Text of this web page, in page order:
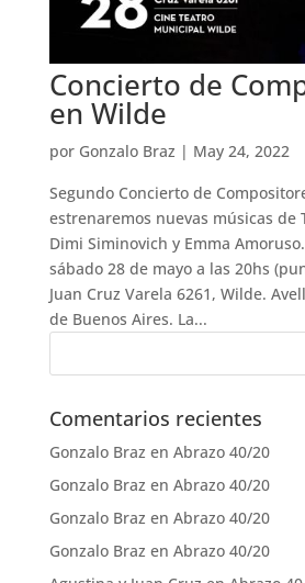
Concierto de
en Wilde
por Gonzalo Braz | May 24, 2022
Segundo Concierto de
estrenaremos nuevas músicas de
Dimi Siminovich y Emma
sábado 28 de mayo a las 20hs
Juan Cruz Varela 6261, Wilde.
de Buenos Aires. La...
Comentarios recientes
Gonzalo Braz en Abrazo 40/20
Gonzalo Braz en Abrazo 40/20
Gonzalo Braz en Abrazo 40/20
Gonzalo Braz en Abrazo 40/20